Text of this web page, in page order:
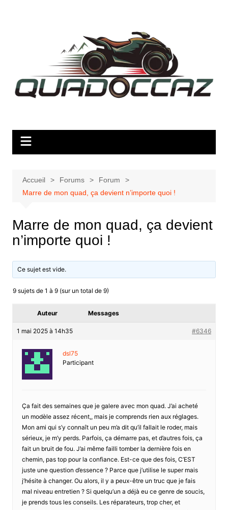
Accueil Forums
Forum
Marre de mon quad, ça devient n’importe quoi !
Marre de mon quad, ça devient
n’importe quoi !
Ce sujet est vide.
9 sujets de 1 à 9 (sur un total de 9)
Auteur Messages
1 mai 2025 à 14h35 #6346
dsl75
Participant
Ça fait des semaines que je galere avec mon quad. J’ai acheté
un modèle assez récent,, mais je comprends rien aux réglages.
Mon ami qui s’y connaît un peu m’a dit qu’il fallait le roder, mais
sérieux, je m’y perds. Parfois, ça démarre pas, et d’autres fois, ça
fait un bruit de fou. J’ai même failli tomber la dernière fois en
chemin, pas top pour la confiance. Est-ce que des fois, C’EST
juste une question d’essence ? Parce que j’utilise le super mais
j’hésite à changer. Ou alors, il y a peux-être un truc que je fais
mal niveau entretien ? Si quelqu’un a déjà eu ce genre de soucis,
je prends tous les conseils. Les réparateurs, trop cher, et